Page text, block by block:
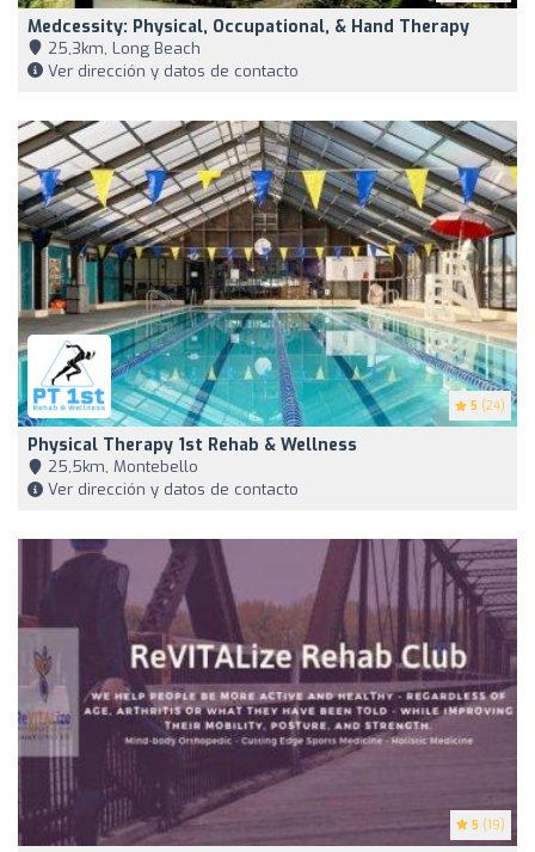
Medcessity: Physical, Occupational, & Hand Therapy
25,3km, Long Beach
Ver dirección y datos de contacto
5 (24)
Physical Therapy 1st Rehab & Wellness
25,5km, Montebello
Ver dirección y datos de contacto
5 (19)